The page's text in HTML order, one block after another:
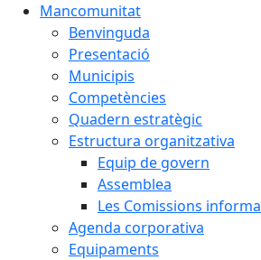
Mancomunitat
Benvinguda
Presentació
Municipis
Competències
Quadern estratègic
Estructura organitzativa
Equip de govern
Assemblea
Les Comissions
Agenda corporativa
Equipaments